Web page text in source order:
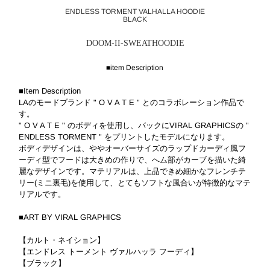
ENDLESS TORMENT VALHALLA HOODIE
BLACK
DOOM-II-SWEATHOODIE
■item Description
■Item Description
LAのモードブランド " O V A T E " とのコラボレーション作品で
す。
" O V A T E " のボディを使用し、バックにVIRAL GRAPHICSの "
ENDLESS TORMENT " をプリントしたモデルになります。
ボディデザインは、ややオーバーサイズのラップドカーディ風フ
ーディ型でフードは大きめの作りで、へム部がカーブを描いた綺
麗なデザインです。マテリアルは、上品できめ細かなフレンチテ
リー(ミニ裏毛)を使用して、とてもソフトな風合いが特徴的なマテ
リアルです。
■ART BY VIRAL GRAPHICS
【カルト・ネイション】
【エンドレス トーメント ヴァルハッラ フーディ】
【ブラック】